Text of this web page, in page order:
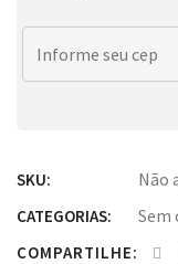
SKU: Não
CATEGORIAS: Sem
COMPARTILHE: